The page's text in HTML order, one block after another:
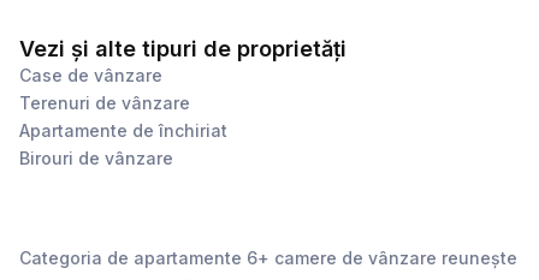
Vezi și alte tipuri de proprietăți
Case de vânzare
Terenuri de vânzare
Apartamente de închiriat
Birouri de vânzare
Categoria de apartamente 6+ camere de vânzare reunește